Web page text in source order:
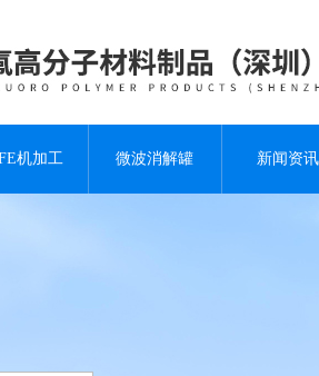
机加工 微波消解罐 新闻资讯